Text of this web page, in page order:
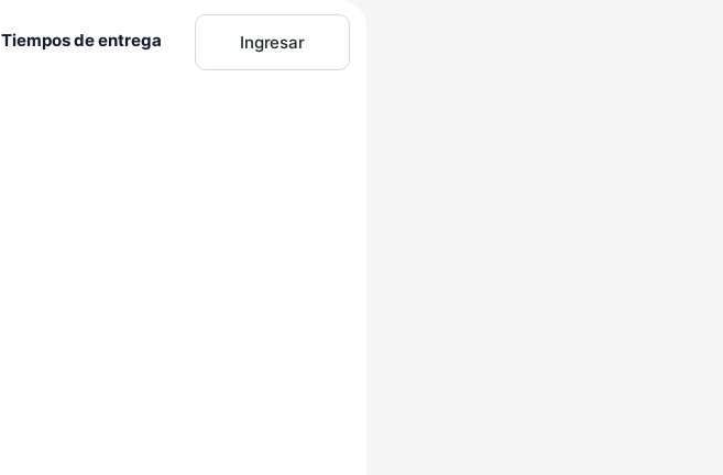
Tiempos de entrega Ingresar